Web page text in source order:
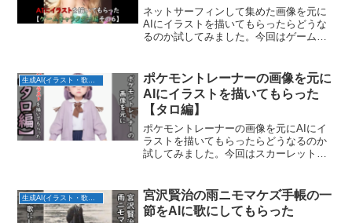
6】
ネットサーフィンして集めた画像を元に
AIにイラストを描いてもらったらどうな
るのか試してみました。今回はゲームの
ール：Stable Diffusion写実風のモデル...
生成AI(イラスト・歌・BGM)
ポケモントレーナーの画像を元に
AIにイラストを描いてもらった
【タロ編】
ポケモントレーナーの画像を元にAIにイ
ラストを描いてもらったらどうなるのか
試してみました。今回はスカーレット・
ガ風シーズン25コスチューム写実風マン
ガ風
宮沢賢治の雨ニモマケズ手帳の一
節をAIに歌にしてもらった